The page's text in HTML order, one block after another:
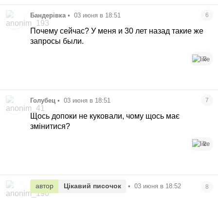
Бандерівка • 03 июня в 18:51 6
Почему сейчас? У меня и 30 лет назад такие же
запросы были.
3
Голубец • 03 июня в 18:51 7
Щось допоки не куковали, чому щось має
змінитися?
2
автор Цікавий писочок • 03 июня в 18:52 8